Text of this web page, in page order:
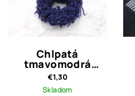
Chlpatá
tmavomodrá
gumička
€1,30
Skladom